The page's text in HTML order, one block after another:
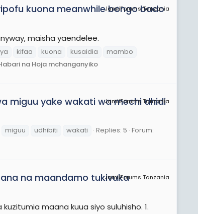
JamiiForums Tanzania
kuona meanwhile bongo bado
maisha yaendelee.
kifaa kuona kusaidia
mambo
na Hoja mchanganyiko
JamiiForums Tanzania
miguu yake wakati wa mechi dhidi
miguu udhibiti wakati Replies: 5 Forum:
JamiiForums Tanzania
na maandamo tukivuka
maana kuua siyo suluhisho. 1.